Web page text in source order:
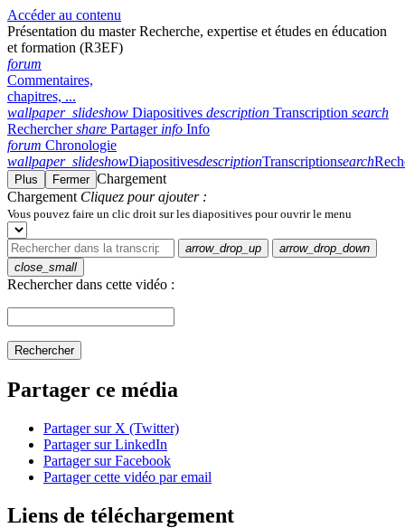
Accéder au contenu
Présentation du master Recherche, expertise et études en éducation
et formation (R3EF)
forum
Commentaires,
chapitres, ...
wallpaper_slideshow Diapositives description Transcription search
Rechercher share Partager info Info
forum Chronologie
wallpaper_slideshowDiapositivesdescriptionTranscriptionsearch
Plus Fermer Chargement
Chargement Cliquez pour ajouter :
Vous pouvez faire un clic droit sur les diapositives pour ouvrir le menu
arrow_drop_up
arrow_drop_down
close_small
Rechercher dans cette vidéo :
Rechercher
Partager ce média
Partager sur X (Twitter)
Partager sur LinkedIn
Partager sur Facebook
Partager cette vidéo par email
Liens de téléchargement